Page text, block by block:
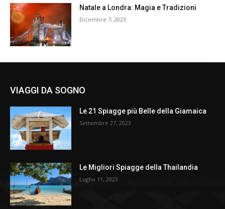
Natale a Londra: Magia e Tradizioni
Dicembre 7, 2023
VIAGGI DA SOGNO
Le 21 Spiagge più Belle della Giamaica
Settembre 27, 2023
Le Migliori Spiagge della Thailandia
Luglio 11, 2023